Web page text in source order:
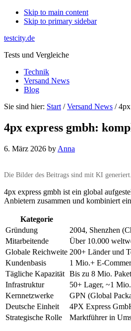
Skip to main content
Skip to primary sidebar
testcity.de
Tests und Vergleiche
Technik
Versand News
Blog
Sie sind hier: Start /Versand News /
4px express gmbh:
6. März 2026 by Anna
Die Bilder des Beitrags sind mit KI generiert.
4px express gmbh ist ein global
Anbietern zusammen und kombiniert
Kategorie
Gründung
2004, Shenzhen
Mitarbeitende
Über 10.000
Globale Reichweite 200+ Länder und
Kundenbasis
1 Mio.+ E-
Tägliche Kapazität Bis zu 8 Mio.
Infrastruktur
50+ Lager, ~1
Kernnetzwerke
GPN (Global
Deutsche Einheit
4PX Express
Strategische Rolle
Marktführer in